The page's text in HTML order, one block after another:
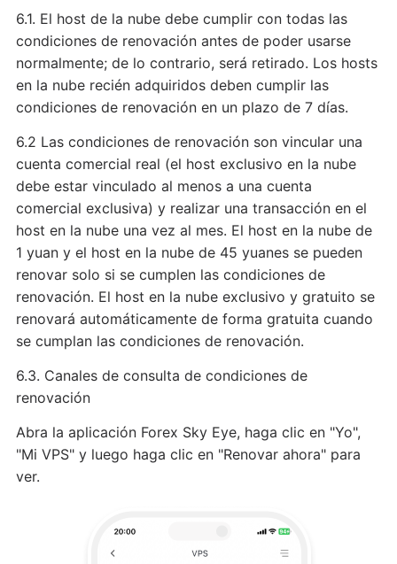
6.1. El host de la nube debe cumplir con todas las
condiciones de renovación antes de poder usarse
normalmente; de lo contrario, será retirado. Los hosts
en la nube recién adquiridos deben cumplir las
condiciones de renovación en un plazo de 7 días.
6.2 Las condiciones de renovación son vincular una
cuenta comercial real (el host exclusivo en la nube
debe estar vinculado al menos a una cuenta
comercial exclusiva) y realizar una transacción en el
host en la nube una vez al mes. El host en la nube de
1 yuan y el host en la nube de 45 yuanes se pueden
renovar solo si se cumplen las condiciones de
renovación. El host en la nube exclusivo y gratuito se
renovará automáticamente de forma gratuita cuando
se cumplan las condiciones de renovación.
6.3. Canales de consulta de condiciones de
renovación
Abra la aplicación Forex Sky Eye, haga clic en "Yo",
"Mi VPS" y luego haga clic en "Renovar ahora" para
ver.